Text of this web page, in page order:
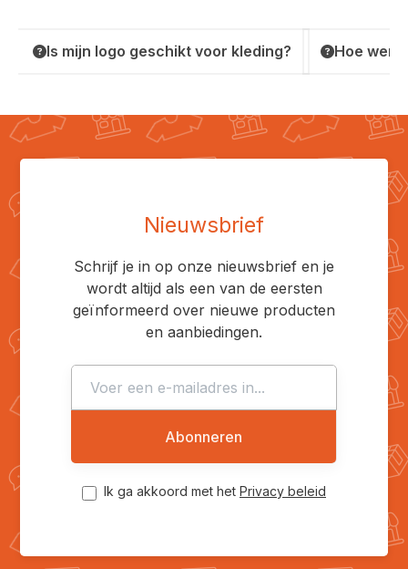
Is mijn logo geschikt voor kleding? Hoe
Nieuwsbrief
Schrijf je in op onze nieuwsbrief en je
wordt altijd als een van de eersten
geïnformeerd over nieuwe producten
en aanbiedingen.
Abonneren
Ik ga akkoord met het Privacy beleid